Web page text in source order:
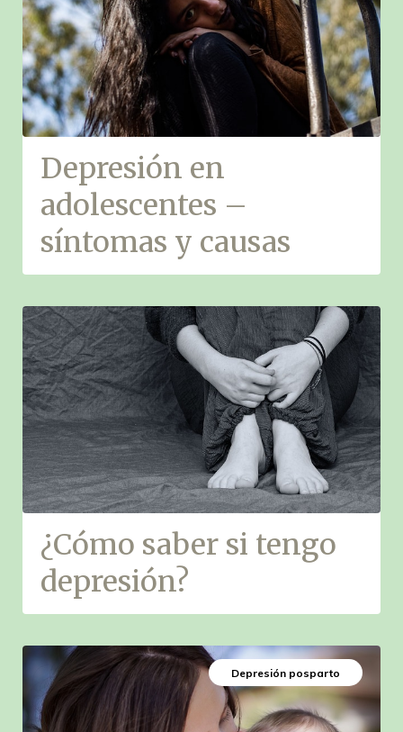
Depresión en
adolescentes –
síntomas y causas
¿Cómo saber si tengo
depresión?
Depresión posparto